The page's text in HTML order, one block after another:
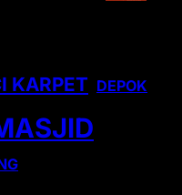
KARPET DEPOK